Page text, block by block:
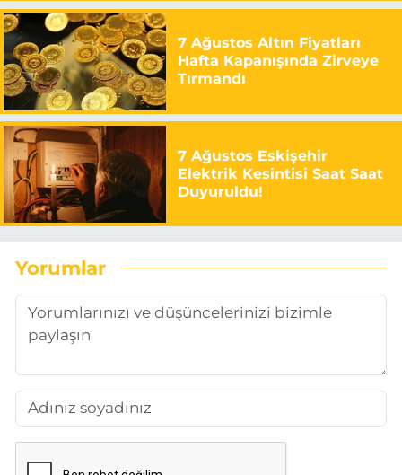
7 Ağustos Altın Fiyatları
Hafta Kapanışında Zirveye
Tırmandı
7 Ağustos Eskişehir
Elektrik Kesintisi Saat Saat
Duyuruldu!
Yorumlar